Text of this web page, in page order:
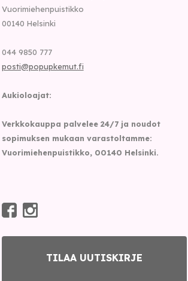
Vuorimiehenpuistikko
00140 Helsinki
044 9850 777
posti@popupkemut.fi
Aukioloajat:
Verkkokauppa palvelee 24/7 ja noudot
sopimuksen mukaan varastoltamme:
Vuorimiehenpuistikko, 00140 Helsinki.
TILAA UUTISKIRJE